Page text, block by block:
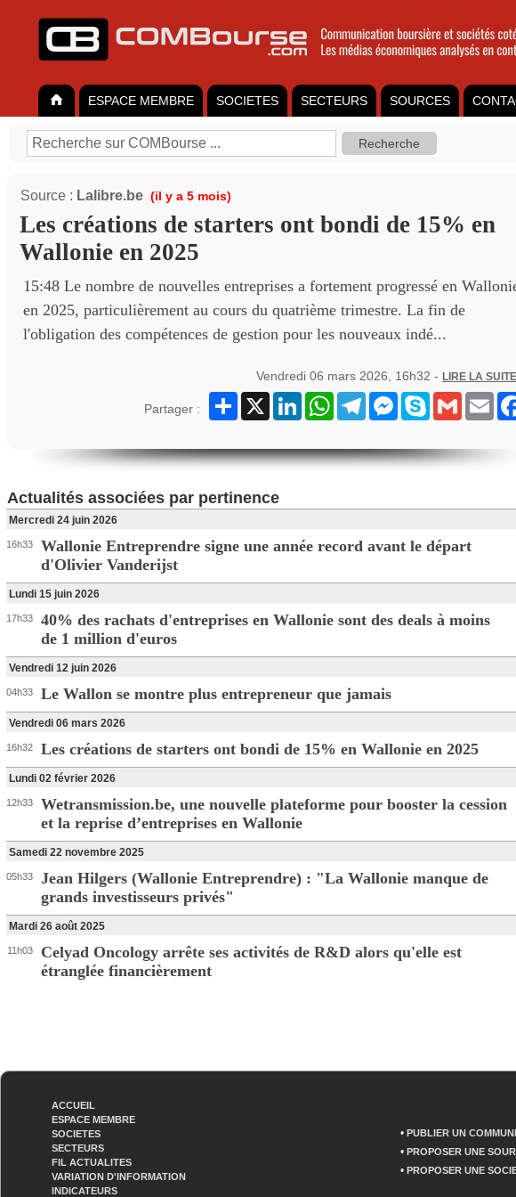
ESPACE MEMBRE SOCIETES SECTEURS SOURCES
Source : Lalibre.be (il y a 5 mois)
Les créations de starters ont bondi de 15% en
Wallonie en 2025
15:48 Le nombre de nouvelles entreprises a fortement progressé en
en 2025, particulièrement au cours du quatrième trimestre. La fin de
l'obligation des compétences de gestion pour les nouveaux indé...
Vendredi 06 mars 2026, 16h32 - LIRE LA SUITE
Partager :
Partager
X LinkedInWhatsAppTelegramMessenger
Skype Gmail
Actualités associées par pertinence
Mercredi 24 juin 2026
16h33
Wallonie Entreprendre signe une année record avant le départ
d'Olivier Vanderijst
Lundi 15 juin 2026
17h33
40% des rachats d'entreprises en Wallonie sont des deals à moins
de 1 million d'euros
Vendredi 12 juin 2026
04h33 Le Wallon se montre plus entrepreneur que jamais
Vendredi 06 mars 2026
16h32 Les créations de starters ont bondi de 15% en Wallonie en 2025
Lundi 02 février 2026
12h33
Wetransmission.be, une nouvelle plateforme pour booster la cession
et la reprise d’entreprises en Wallonie
Samedi 22 novembre 2025
05h33
Jean Hilgers (Wallonie Entreprendre) : "La Wallonie manque de
grands investisseurs privés"
Mardi 26 août 2025
11h03
Celyad Oncology arrête ses activités de R&D alors qu'elle est
étranglée financièrement
ACCUEIL
ESPACE MEMBRE
SOCIETES
SECTEURS
FIL ACTUALITES
VARIATION D'INFORMATION
INDICATEURS
• PUBLIER UN
• PROPOSER UNE
• PROPOSER UNE